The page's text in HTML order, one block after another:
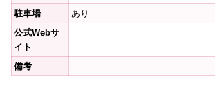
駐車場
あり
公式Webサ
イト
–
備考 –